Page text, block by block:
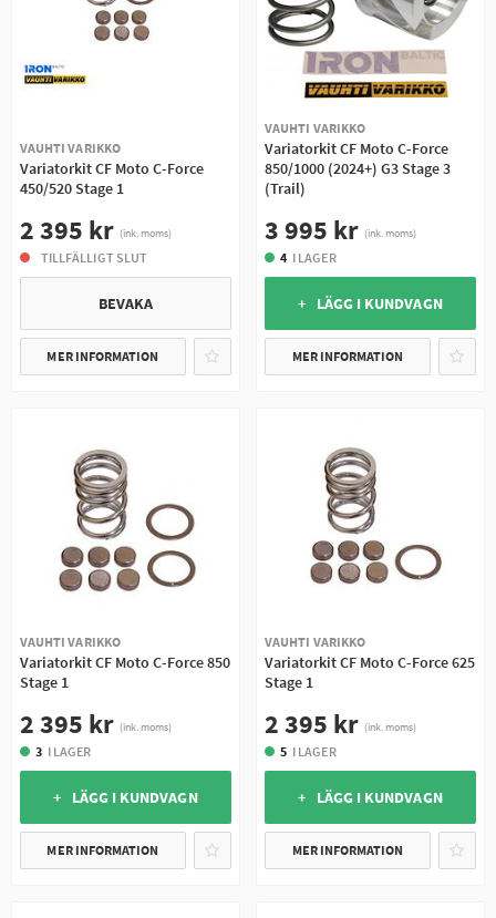
VAUHTI VARIKKO
Variatorkit CF Moto C-Force
450/520 Stage 1
2 395 kr (ink. moms)
TILLFÄLLIGT SLUT
BEVAKA
MER INFORMATION
VAUHTI VARIKKO
Variatorkit CF Moto C-Force
850/1000 (2024+) G3 Stage 3
(Trail)
3 995 kr (ink. moms)
4 I LAGER
+ LÄGG I KUNDVAGN
MER INFORMATION
VAUHTI VARIKKO
Variatorkit CF Moto C-Force 850
Stage 1
2 395 kr (ink. moms)
3 I LAGER
+ LÄGG I KUNDVAGN
MER INFORMATION
VAUHTI VARIKKO
Variatorkit CF Moto C-Force 625
Stage 1
2 395 kr (ink. moms)
5 I LAGER
+ LÄGG I KUNDVAGN
MER INFORMATION